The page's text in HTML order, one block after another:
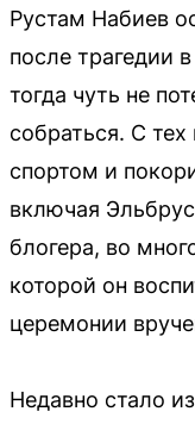
Рустам Набиев
после трагедии
тогда чуть не
собраться. С
спортом и
включая
блогера, во
которой он
церемонии
Недавно стало